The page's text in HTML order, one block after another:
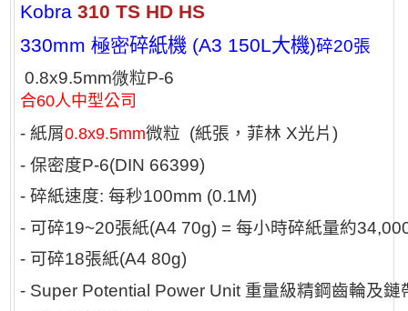
Kobra 310 TS HD HS
330mm 極密碎紙機 (A3 150L大機)碎20張
0.8x9.5mm微粒P-6
合60人中型公司
- 紙屑0.8x9.5mm微粒 (紙張，菲林 X光片)
- 保密度P-6(DIN 66399)
- 碎紙速度: 每秒100mm (0.1M)
- 可碎19~20張紙(A4 70g) = 每小時碎紙量約3
- 可碎18張紙(A4 80g)
- Super Potential Power Unit 重量級精鋼齒輪及鏈